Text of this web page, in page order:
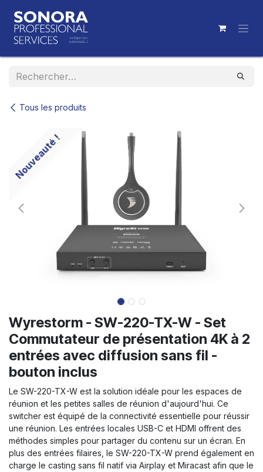
Tous les produits
Nouveauté !
Wyrestorm - SW-220-TX-W - Set
Commutateur de présentation 4K à 2
entrées avec diffusion sans fil -
bouton inclus
Le SW-220-TX-W est la solution idéale pour les espaces de
réunion et les petites salles de réunion d'aujourd'hui. Ce
switcher est équipé de la connectivité essentielle pour réussir
une réunion. Les entrées locales USB-C et HDMI offrent des
méthodes simples pour partager du contenu sur un écran. En
plus des entrées filaires, le SW-220-TX-W prend également en
charge le casting sans fil natif via Airplay et Miracast afin que le